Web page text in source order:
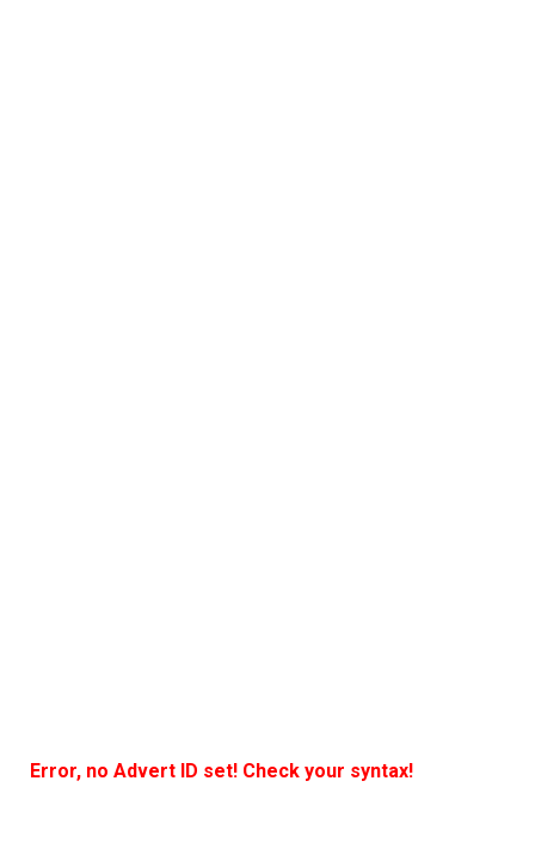
Error, no Advert ID set! Check your syntax!